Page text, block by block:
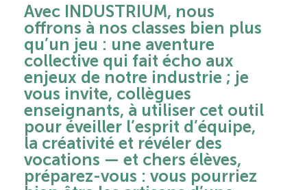
Avec INDUSTRIUM, nous
offrons à nos classes bien plus
qu’un jeu : une aventure
collective qui fait écho aux
enjeux de notre industrie ; je
vous invite, collègues
enseignants, à utiliser cet outil
pour éveiller l’esprit d’équipe,
la créativité et révéler des
vocations — et chers élèves,
préparez-vous : vous pourriez